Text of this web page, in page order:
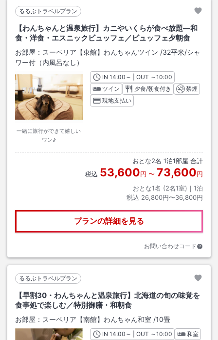
るるぶトラベルプラン
【わんちゃんと温泉旅行】カニやいくらが食べ放題―和
食・洋食・エスニックビュッフェ／ビュッフェ夕朝食
お部屋： スーペリア【東館】わんちゃんツイン /32平米/シャ
ワー付（内風呂なし）
一緒に旅行ができて嬉しい
ワン♪
INチェックイン
14:00 ～ | OUT チェックアウト
～10:00
ツイン
夕食/朝食付き
禁煙
現地支払い
おとな2名 1泊1部屋 合計
税込 53,600円 〜 73,600円
おとな1名 (2名1室)｜ 1泊
税込 26,800円〜36,800円
プランの詳細を見る
お問い合わせコード
るるぶトラベルプラン
【早割30・わんちゃんと温泉旅行】北海道の旬の味覚を
食事処で楽しむ／特別御膳・和朝食
お部屋： スーペリア【南館】わんちゃん和室 /10畳
INチェックイン
14:00 ～ | OUT チェックアウト
～10:00
和室